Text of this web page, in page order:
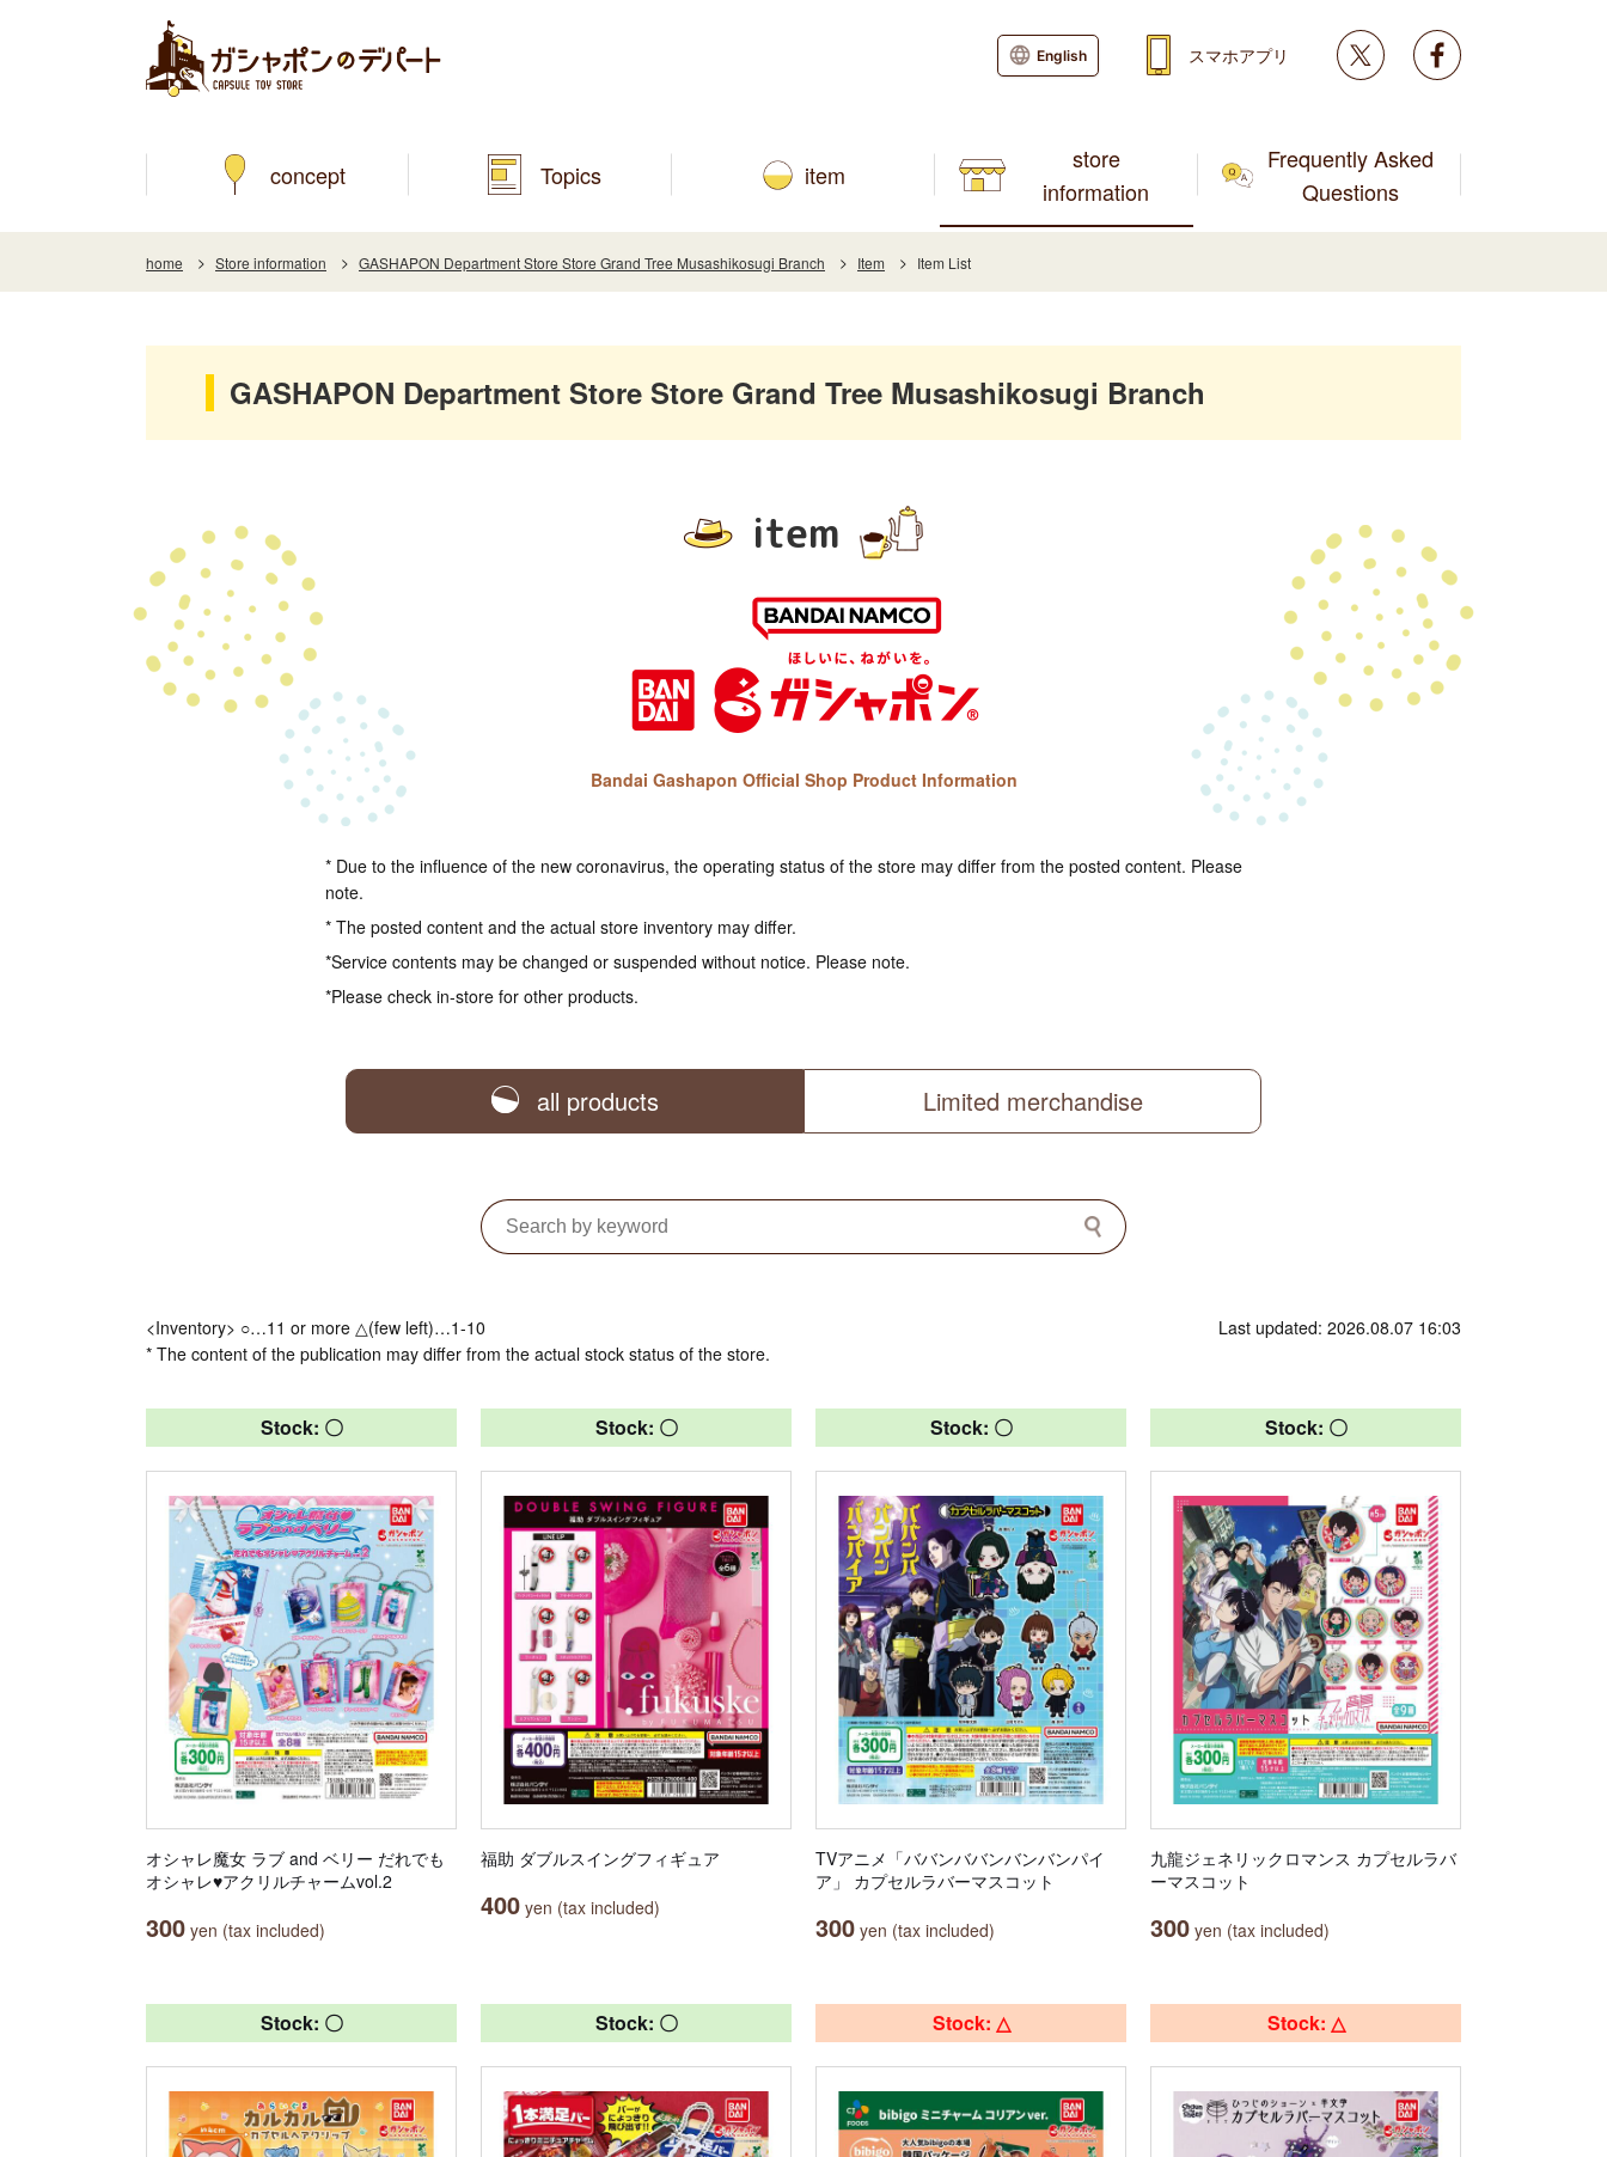
concept Topics item
store
information
Frequently Asked
Questions
English スマホアプリ Twitter
home Store information GASHAPON Department Store Store Grand Tree Musashikosugi Branch Item Item List
GASHAPON Department Store Store Grand Tree Musashikosugi Branch
item
Bandai Gashapon Official Shop Product Information
* Due to the influence of the new coronavirus, the operating status of the store may differ from the posted content. Please
note.
* The posted content and the actual store inventory may differ.
*Service contents may be changed or suspended without notice. Please note.
*Please check in-store for other products.
all products Limited merchandise
<Inventory> ○…11 or more △(few left)…1-10
* The content of the publication may differ from the actual stock status of the store.
Last updated: 2026.08.07 16:03
Stock: 〇
オシャレ魔女 ラブ and ベリー だれでも
オシャレ♥アクリルチャームvol.2
300 yen (tax included)
Stock: 〇
福助 ダブルスイングフィギュア
400 yen (tax included)
Stock: 〇
TVアニメ「ババンババンバンバンパイ
ア」 カプセルラバーマスコット
300 yen (tax included)
Stock: 〇
九龍ジェネリックロマンス カプセルラバ
ーマスコット
300 yen (tax included)
Stock: 〇 Stock: 〇 Stock: △ Stock: △